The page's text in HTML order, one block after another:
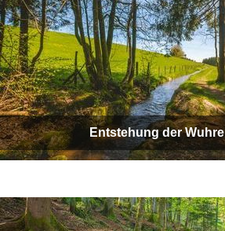
Entstehung der Wuhre